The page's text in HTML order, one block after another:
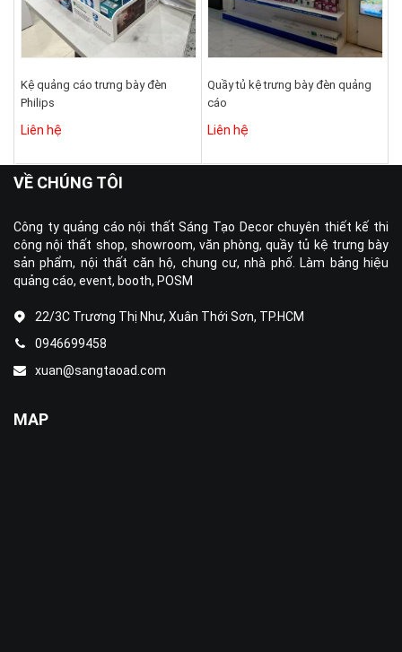
Kệ quảng cáo trưng bày đèn
Philips
Liên hệ
Quầy tủ kệ trưng bày đèn quảng
cáo
Liên hệ
VỀ CHÚNG TÔI
Công ty quảng cáo nội thất Sáng Tạo Decor chuyên thiết kế thi
công nội thất shop, showroom, văn phòng, quầy tủ kệ trưng bày
sản phẩm, nội thất căn hộ, chung cư, nhà phố. Làm bảng hiệu
quảng cáo, event, booth, POSM
22/3C Trương Thị Như, Xuân Thới Sơn, TP.HCM
0946699458
xuan@sangtaoad.com
MAP